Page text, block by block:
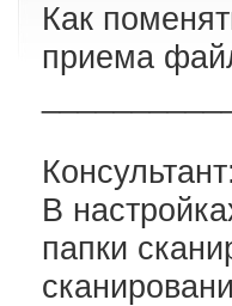
Как
приема
В
папки